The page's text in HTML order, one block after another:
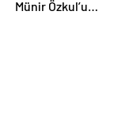
Münir Özkul’u